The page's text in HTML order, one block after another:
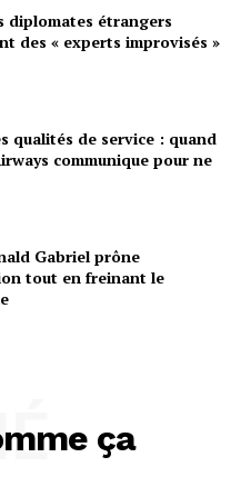
diplomates étrangers
des « experts improvisés »
qualités de service : quand
communique pour ne
Gabriel prône
tout en freinant le
ça